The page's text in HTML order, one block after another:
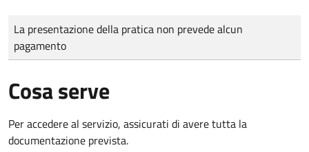
Tipo di pagamento
Importo
La presentazione della pratica non prevede alcun
pagamento
Cosa serve
Per accedere al servizio, assicurati di avere tutta la
documentazione prevista.